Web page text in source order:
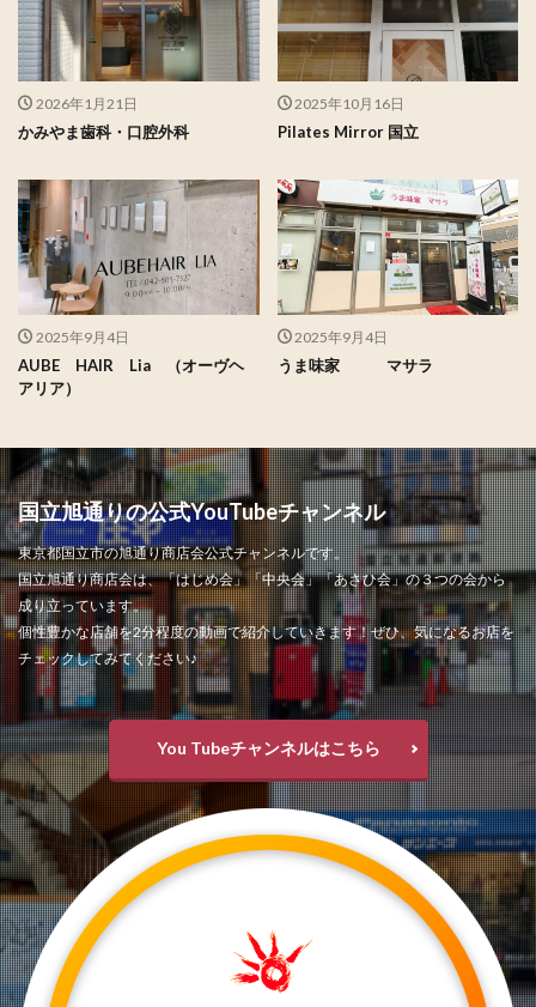
2026年1月21日
かみやま歯科・口腔外科
2025年10月16日
Pilates Mirror 国立
2025年9月4日
AUBE HAIR Lia （オーヴヘ
アリア）
2025年9月4日
うま味家 マサラ
国立旭通りの公式YouTubeチャンネル
東京都国立市の旭通り商店会公式チャンネルです。
国立旭通り商店会は、「はじめ会」「中央会」「あさひ会」の３つの会から
成り立っています。
個性豊かな店舗を2分程度の動画で紹介していきます！ぜひ、気になるお店を
チェックしてみてください♪
You Tubeチャンネルはこちら